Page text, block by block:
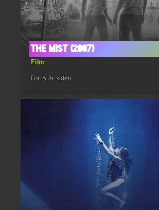
The Mist (2007)
Film
For 6 år siden